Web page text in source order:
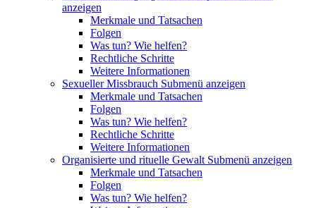
anzeigen
Merkmale und Tatsachen
Folgen
Was tun? Wie helfen?
Rechtliche Schritte
Weitere Informationen
Sexueller Missbrauch Submenü anzeigen
Merkmale und Tatsachen
Folgen
Was tun? Wie helfen?
Rechtliche Schritte
Weitere Informationen
Organisierte und rituelle Gewalt Submenü anzeigen
Merkmale und Tatsachen
Folgen
Was tun? Wie helfen?